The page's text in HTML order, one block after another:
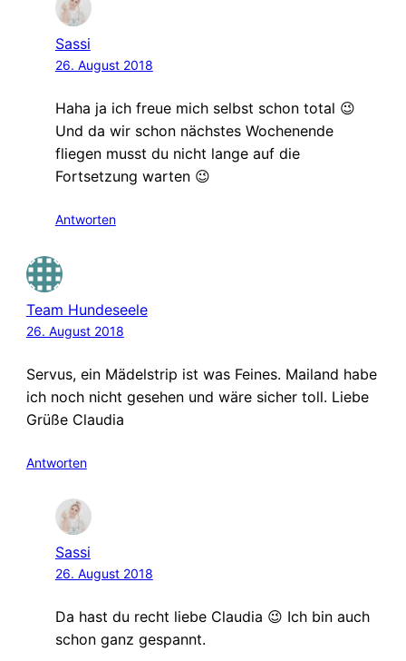
Sassi
26. August 2018
Haha ja ich freue mich selbst schon total 😉
Und da wir schon nächstes Wochenende
fliegen musst du nicht lange auf die
Fortsetzung warten 😉
Antworten
Team Hundeseele
26. August 2018
Servus, ein Mädelstrip ist was Feines. Mailand habe
ich noch nicht gesehen und wäre sicher toll. Liebe
Grüße Claudia
Antworten
Sassi
26. August 2018
Da hast du recht liebe Claudia 😉 Ich bin auch
schon ganz gespannt.